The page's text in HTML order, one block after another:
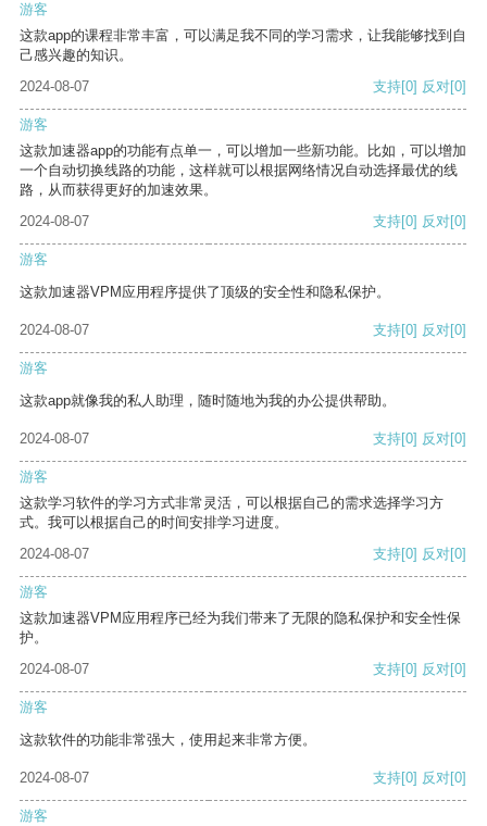
游客
这款app的课程非常丰富，可以满足我不同的学习需求，让我能够找到自
己感兴趣的知识。
2024-08-07
支持[0] 反对[0]
游客
这款加速器app的功能有点单一，可以增加一些新功能。比如，可以增加
一个自动切换线路的功能，这样就可以根据网络情况自动选择最优的线
路，从而获得更好的加速效果。
2024-08-07
支持[0] 反对[0]
游客
这款加速器VPM应用程序提供了顶级的安全性和隐私保护。
2024-08-07 支持[0] 反对[0]
游客
这款app就像我的私人助理，随时随地为我的办公提供帮助。
2024-08-07 支持[0] 反对[0]
游客
这款学习软件的学习方式非常灵活，可以根据自己的需求选择学习方
式。我可以根据自己的时间安排学习进度。
2024-08-07
支持[0] 反对[0]
游客
这款加速器VPM应用程序已经为我们带来了无限的隐私保护和安全性保
护。
2024-08-07
支持[0] 反对[0]
游客
这款软件的功能非常强大，使用起来非常方便。
2024-08-07 支持[0] 反对[0]
游客